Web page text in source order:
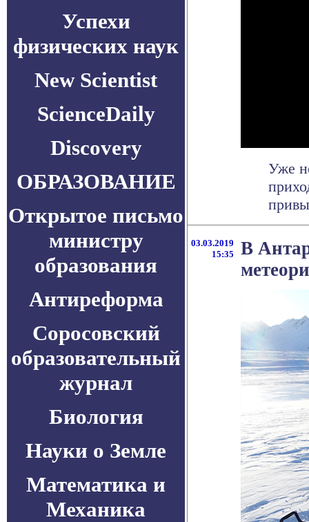
Успехи
физических наук
New Scientist
ScienceDaily
Discovery
ОБРАЗОВАНИЕ
Открытое письмо
министру
образования
Антиреформа
Соросовский
образовательный
журнал
Биология
Науки о Земле
Математика и
Механика
Уже
03.03.2019
15:35
В